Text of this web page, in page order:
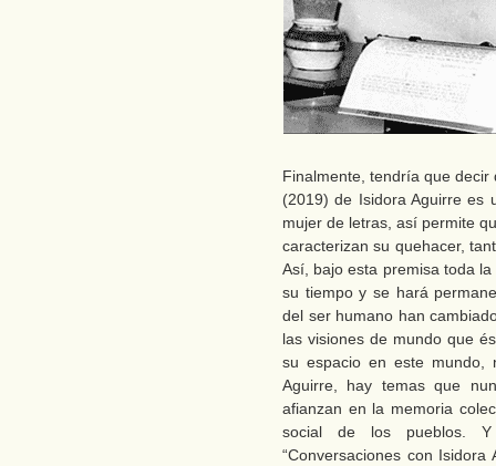
Finalmente, tendría que decir
(2019) de Isidora Aguirre es
mujer de letras, así permite
caracterizan su quehacer,
Así, bajo esta premisa toda
su tiempo y se hará
del ser humano han
las visiones de mundo que
su espacio en este
Aguirre, hay temas que
afianzan en la memoria
social de los pueblos.
“Conversaciones con Isidora